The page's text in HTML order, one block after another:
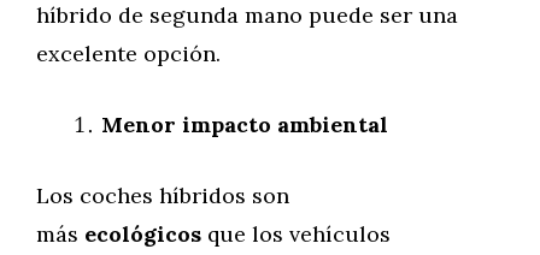
híbrido de segunda mano puede ser una
excelente opción.
Menor impacto ambiental
Los coches híbridos son
más ecológicos que los vehículos